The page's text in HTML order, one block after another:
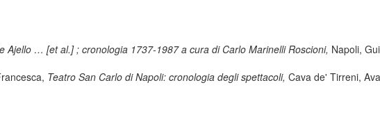
Ajello … [et al.] ; cronologia 1737-1987 a cura di Carlo Marinelli Roscioni, Napoli,
Teatro San Carlo di Napoli: cronologia degli spettacoli, Cava de' Tirreni,